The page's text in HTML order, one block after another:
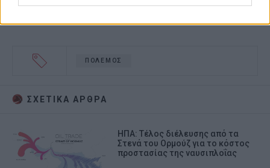
ΠΟΛΕΜΟΣ
ΣΧΕΤΙΚA AΡΘΡΑ
ΗΠΑ: Τέλος διέλευσης από τα
Στενά του Ορμούζ για το κόστος
προστασίας της ναυσιπλοΐας